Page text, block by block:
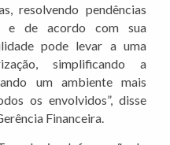
resolvendo pendências
e de acordo com sua
pode levar a uma
simplificando a
um ambiente mais
os envolvidos”, disse
Financeira.